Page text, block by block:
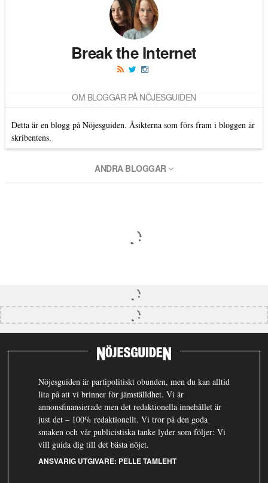
Break the Internet
OM BLOGGAR PÅ NÖJESGUIDEN
Detta är en blogg på Nöjesguiden. Åsikterna som förs fram i bloggen är
skribentens.
ANDRA BLOGGAR
Nöjesguiden är partipolitiskt obunden, men du kan alltid
lita på att vi brinner för jämställdhet. Vi är
annonsfinansierade men det redaktionella innehållet är
just det – 100% redaktionellt. Vi tror på den goda
smaken och vår publicistiska tanke lyder som följer: Vi
vill guida dig till det bästa nöjet.
ANSVARIG UTGIVARE: PELLE TAMLEHT